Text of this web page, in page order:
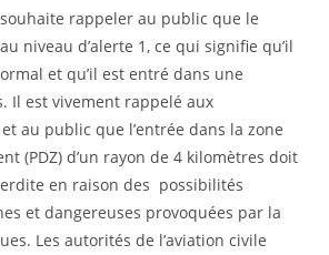
souhaite rappeler au public que le
niveau d’alerte 1, ce qui signifie qu’il
et qu’il est entré dans une
Il est vivement rappelé aux
au public que l’entrée dans la zone
(PDZ) d’un rayon de 4 kilomètres doit
en raison des possibilités
et dangereuses provoquées par la
Les autorités de l’aviation civile